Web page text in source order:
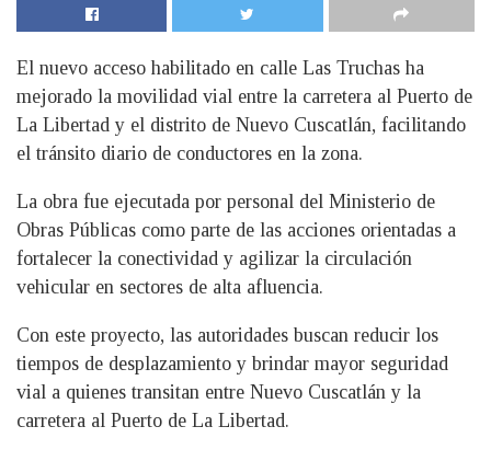
El nuevo acceso habilitado en calle Las Truchas ha
mejorado la movilidad vial entre la carretera al Puerto de
La Libertad y el distrito de Nuevo Cuscatlán, facilitando
el tránsito diario de conductores en la zona.
La obra fue ejecutada por personal del Ministerio de
Obras Públicas como parte de las acciones orientadas a
fortalecer la conectividad y agilizar la circulación
vehicular en sectores de alta afluencia.
Con este proyecto, las autoridades buscan reducir los
tiempos de desplazamiento y brindar mayor seguridad
vial a quienes transitan entre Nuevo Cuscatlán y la
carretera al Puerto de La Libertad.